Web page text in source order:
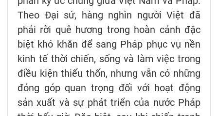
Theo Đại sứ, hàng nghìn người Việt đã
phải rời quê hương trong hoàn cảnh đặc
biệt khó khăn để sang Pháp phục vụ nền
kinh tế thời chiến, sống và làm việc trong
điều kiện thiếu thốn, nhưng vẫn có những
đóng góp quan trọng đối với hoạt động
sản xuất và sự phát triển của nước Pháp